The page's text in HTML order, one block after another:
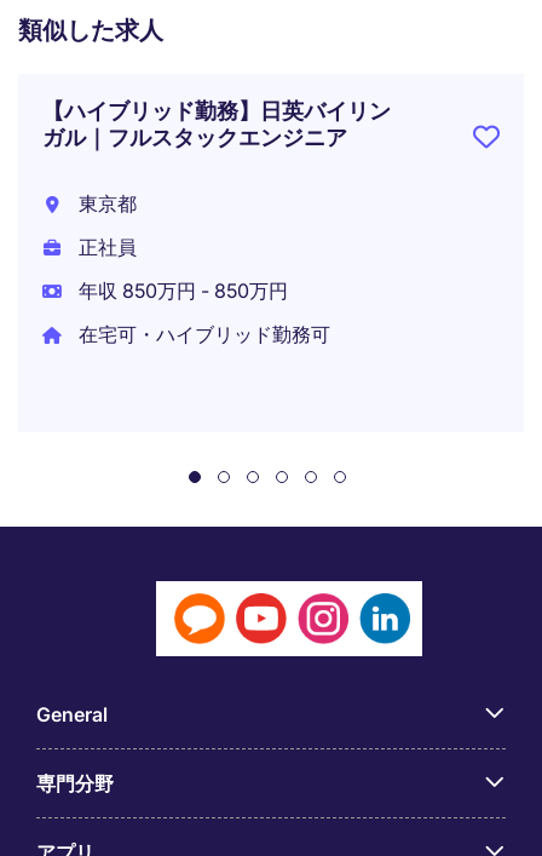
類似した求人
【ハイブリッド勤務】日英バイリン
ガル｜フルスタックエンジニア
東京都
正社員
年収 850万円 - 850万円
在宅可・ハイブリッド勤務可
General
専門分野